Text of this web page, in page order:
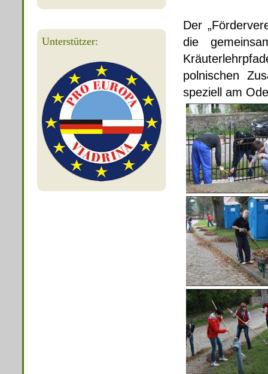
Unterstützer:
Der
die
polnischen
speziell am